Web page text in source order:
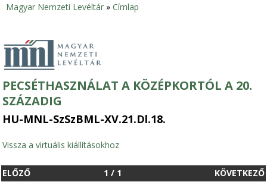
Jelenlegi
hely
Magyar Nemzeti Levéltár » Címlap
PECSÉTHASZNÁLAT A KÖZÉPKORTÓL A 20.
SZÁZADIG
HU-MNL-SzSzBML-XV.21.Dl.18.
Vissza a virtuális kiállításokhoz
ELŐZŐ KÖVETKEZŐ
1 / 1